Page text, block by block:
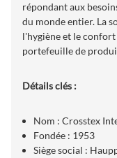
répondant aux
du monde entier. La
l'hygiène et le confort
portefeuille de
Détails clés :
Nom : Crosstex
Fondée : 1953
Siège social :